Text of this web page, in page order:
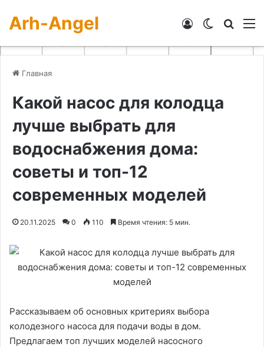
Arh-Angel Switch skin
Войти
Главная
Какой насос для колодца
лучше выбрать для
водоснабжения дома:
советы и топ-12
современных моделей
20.11.2025 0 110 Время чтения: 5 мин.
Рассказываем об основных критериях выбора
колодезного насоса для подачи воды в дом.
Предлагаем топ лучших моделей насосного